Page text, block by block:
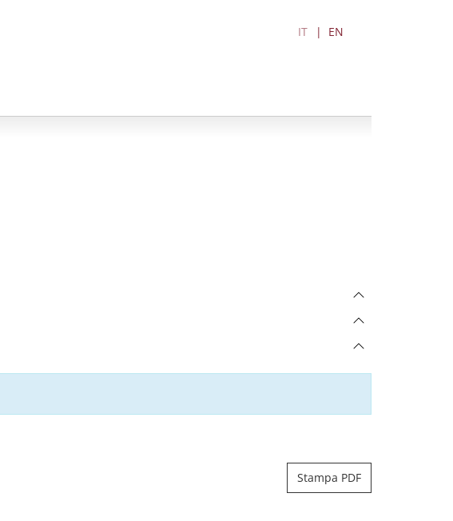
IT EN
Stampa PDF